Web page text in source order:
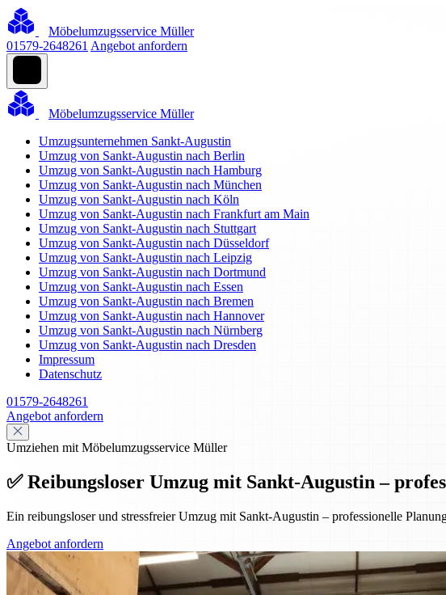
Möbelumzugsservice Müller
01579-2648261 Angebot anfordern
Möbelumzugsservice Müller
Umzugsunternehmen Sankt-Augustin
Umzug von Sankt-Augustin nach Berlin
Umzug von Sankt-Augustin nach Hamburg
Umzug von Sankt-Augustin nach München
Umzug von Sankt-Augustin nach Köln
Umzug von Sankt-Augustin nach Frankfurt am Main
Umzug von Sankt-Augustin nach Stuttgart
Umzug von Sankt-Augustin nach Düsseldorf
Umzug von Sankt-Augustin nach Leipzig
Umzug von Sankt-Augustin nach Dortmund
Umzug von Sankt-Augustin nach Essen
Umzug von Sankt-Augustin nach Bremen
Umzug von Sankt-Augustin nach Hannover
Umzug von Sankt-Augustin nach Nürnberg
Umzug von Sankt-Augustin nach Dresden
Impressum
Datenschutz
01579-2648261
Angebot anfordern
Umziehen mit Möbelumzugsservice Müller
✅ Reibungsloser Umzug mit Sankt-Augustin –
Ein reibungsloser und stressfreier Umzug mit Sankt-Augustin – professionelle
Angebot anfordern